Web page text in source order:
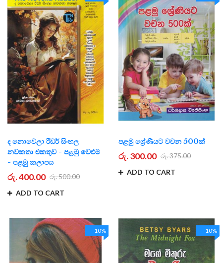
ද නොවෙලා රීඩර් සිංහල
නවකතා එකතුව - පළමු වෙළුම
- පළමු කලාපය
රු. 400.00 රු. 500.00
ADD TO CART
පළමු ශ්‍රේණියට වචන 500ක්
රු. 300.00 රු. 375.00
ADD TO CART
-10% -10%